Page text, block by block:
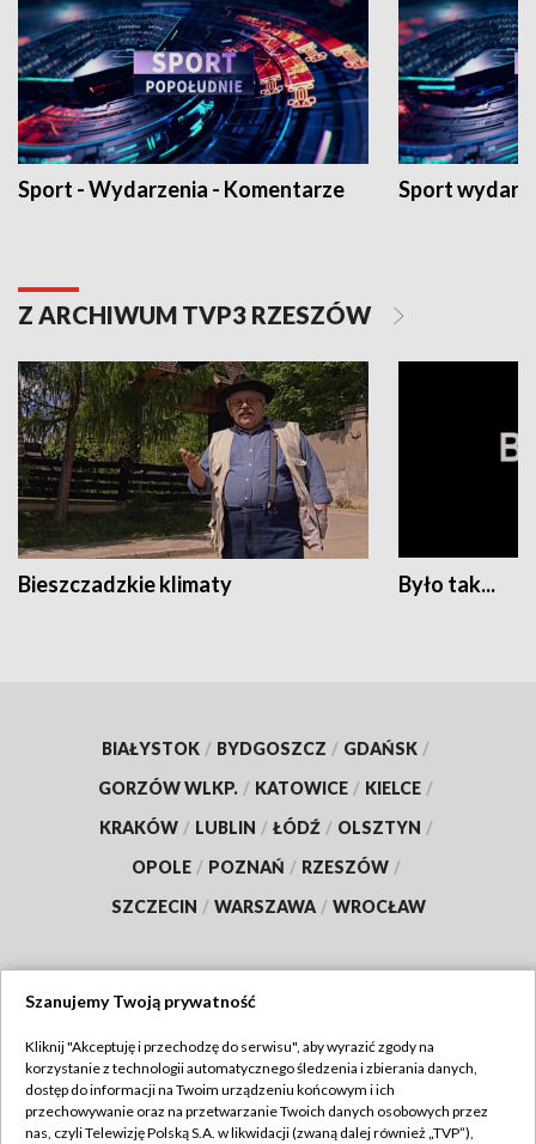
Sport - Wydarzenia - Komentarze Sport
Z ARCHIWUM TVP3 RZESZÓW
Bieszczadzkie klimaty Było tak...
BIAŁYSTOK / BYDGOSZCZ / GDAŃSK /
GORZÓW WLKP. / KATOWICE / KIELCE /
KRAKÓW / LUBLIN / ŁÓDŹ / OLSZTYN /
OPOLE / POZNAŃ / RZESZÓW /
SZCZECIN / WARSZAWA / WROCŁAW
TVP
Abonament TVP
Regulamin TVP
Szanujemy Twoją prywatność
Kliknij "Akceptuję i przechodzę do serwisu", aby wyrazić zgody na
korzystanie z technologii automatycznego śledzenia i zbierania danych,
dostęp do informacji na Twoim urządzeniu końcowym i ich
przechowywanie oraz na przetwarzanie Twoich danych osobowych przez
nas, czyli Telewizję Polską S.A. w likwidacji (zwaną dalej również „TVP”),